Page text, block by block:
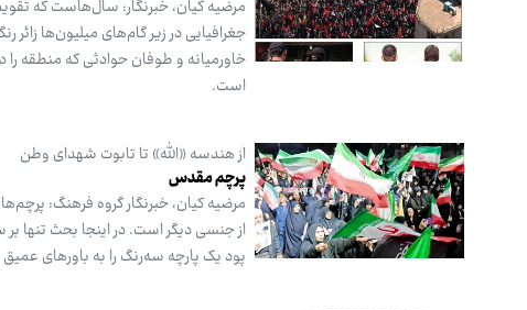
مرضیه کیان، خبرنگار: سال‌هاست که
جغرافیایی در زیر گام‌های میلیون‌ها
خاورمیانه و طوفان حوادثی که منطقه
است.
از هندسه «الله» تا تابوت شهدای وطن
پرچم مقدس
مرضیه کیان، خبرنگار گروه فرهنگ:
از جنسی دیگر است. در اینجا بحث تنها
پود یک پارچه سه‌رنگ را به باورهای